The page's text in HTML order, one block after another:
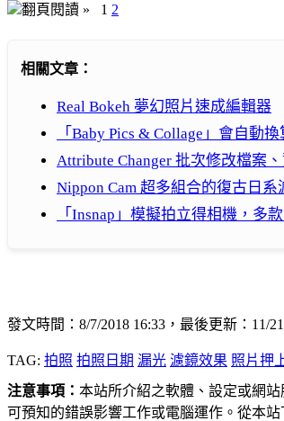
翻頁閱讀 » 1 2
相關文章：
Real Bokeh 夢幻照片速成編輯器
「Baby Pics & Collage」會自動
Attribute Changer 批次修改檔案
Nippon Cam 超多組合的復古日系
「Insnap」模擬拍立得相機，多
發文時間：8/7/2018 16:33，最後更新：11/
TAG: 拍照 拍照日期 漏光 濾鏡效果 照片押
注意事項： 本站所介紹之軟體、設定或網
可預知的錯誤影響工作或電腦運作。從本